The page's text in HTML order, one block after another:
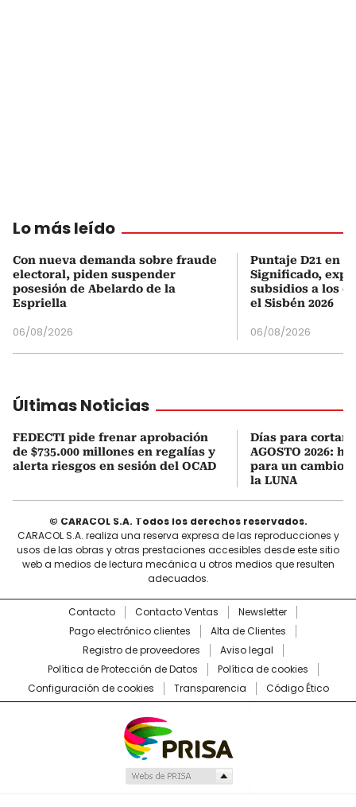
Lo más leído
Con nueva demanda sobre fraude
electoral, piden suspender
posesión de Abelardo de la
Espriella
06/08/2026
Puntaje D21 en
Significado,
subsidios a los
el Sisbén 2026
06/08/2026
Últimas Noticias
FEDECTI pide frenar aprobación
de $735.000 millones en regalías y
alerta riesgos en sesión del OCAD
Días para
AGOSTO 2026:
para un cambio
la LUNA
© CARACOL S.A. Todos los derechos reservados.
CARACOL S.A. realiza una reserva expresa de las reproducciones y
usos de las obras y otras prestaciones accesibles desde este sitio
web a medios de lectura mecánica u otros medios que resulten
adecuados.
Contacto Contacto Ventas
Newsletter
Pago electrónico clientes
Alta de Clientes
Registro de proveedores
Aviso legal
Política de Protección de Datos
Política de cookies
Configuración de cookies
Transparencia Código Ético